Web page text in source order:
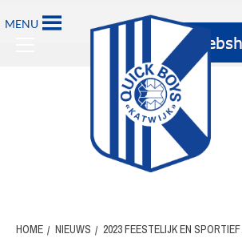
MENU
HOME NIEUWS 2023 FEESTELIJK EN